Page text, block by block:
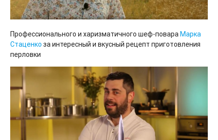
Профессионального и харизматичного шеф-повара Марка
Стаценко за интересный и вкусный рецепт приготовления
перловки